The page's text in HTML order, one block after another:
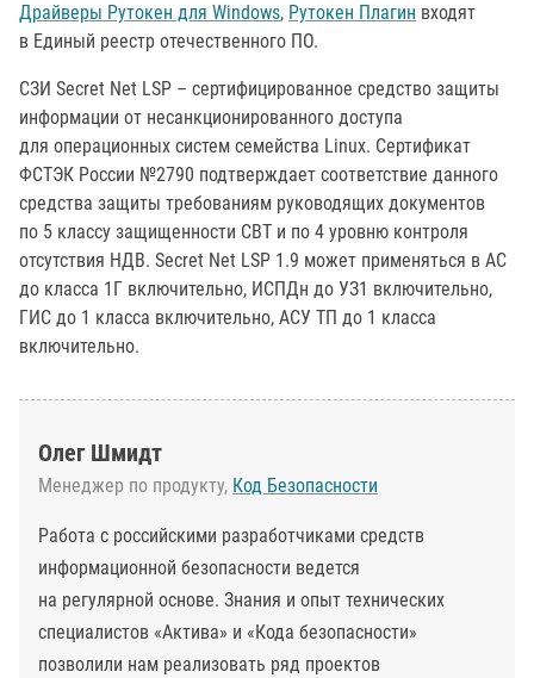
Драйверы Рутокен для Windows, Рутокен Плагин входят
в Единый реестр отечественного ПО.
СЗИ Secret Net LSP – сертифицированное средство защиты
информации от несанкционированного доступа
для операционных систем семейства Linux. Сертификат
ФСТЭК России №2790 подтверждает соответствие данного
средства защиты требованиям руководящих документов
по 5 классу защищенности СВТ и по 4 уровню контроля
отсутствия НДВ. Secret Net LSP 1.9 может применяться в АС
до класса 1Г включительно, ИСПДн до УЗ1 включительно,
ГИС до 1 класса включительно, АСУ ТП до 1 класса
включительно.
Олег Шмидт
Менеджер по продукту, Код Безопасности
Работа с российскими разработчиками средств
информационной безопасности ведется
на регулярной основе. Знания и опыт технических
специалистов «Актива» и «Кода безопасности»
позволили нам реализовать ряд проектов